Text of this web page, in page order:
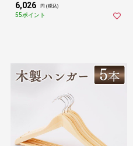
6,026 円 (税込)
55ポイント